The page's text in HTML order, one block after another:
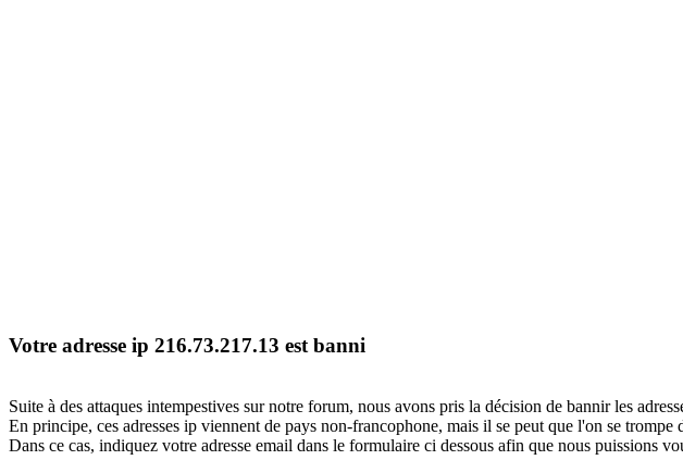
Votre adresse ip 216.73.217.13 est banni
Suite à des attaques intempestives sur notre forum, nous avons pris la décision de bannir les
En principe, ces adresses ip viennent de pays non-francophone, mais il se peut que l'on se
Dans ce cas, indiquez votre adresse email dans le formulaire ci dessous afin que nous puissions